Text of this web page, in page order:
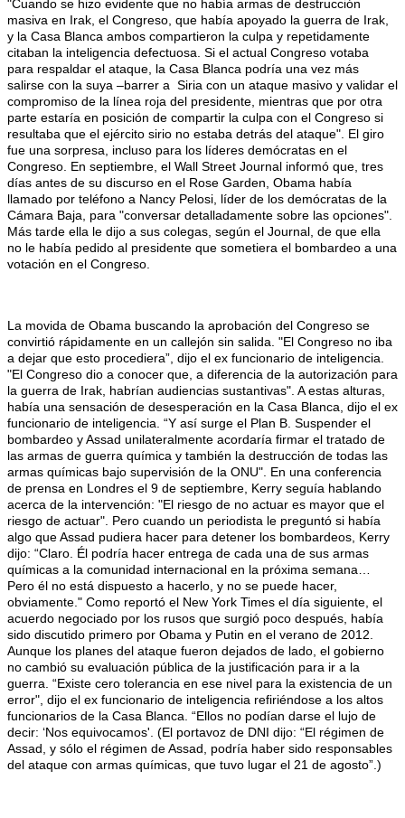
"Cuando se hizo evidente que no había armas de destrucción
masiva en Irak, el Congreso, que había apoyado la guerra de Irak,
y la Casa Blanca ambos compartieron la culpa y repetidamente
citaban la inteligencia defectuosa. Si el actual Congreso votaba
para respaldar el ataque, la Casa Blanca podría una vez más
salirse con la suya –barrer a Siria con un ataque masivo y validar el
compromiso de la línea roja del presidente, mientras que por otra
parte estaría en posición de compartir la culpa con el Congreso si
resultaba que el ejército sirio no estaba detrás del ataque". El giro
fue una sorpresa, incluso para los líderes demócratas en el
Congreso. En septiembre, el Wall Street Journal informó que, tres
días antes de su discurso en el Rose Garden, Obama había
llamado por teléfono a Nancy Pelosi, líder de los demócratas de la
Cámara Baja, para "conversar detalladamente sobre las opciones".
Más tarde ella le dijo a sus colegas, según el Journal, de que ella
no le había pedido al presidente que sometiera el bombardeo a una
votación en el Congreso.
La movida de Obama buscando la aprobación del Congreso se
convirtió rápidamente en un callejón sin salida. "El Congreso no iba
a dejar que esto procediera”, dijo el ex funcionario de inteligencia.
"El Congreso dio a conocer que, a diferencia de la autorización para
la guerra de Irak, habrían audiencias sustantivas". A estas alturas,
había una sensación de desesperación en la Casa Blanca, dijo el ex
funcionario de inteligencia. “Y así surge el Plan B. Suspender el
bombardeo y Assad unilateralmente acordaría firmar el tratado de
las armas de guerra química y también la destrucción de todas las
armas químicas bajo supervisión de la ONU". En una conferencia
de prensa en Londres el 9 de septiembre, Kerry seguía hablando
acerca de la intervención: "El riesgo de no actuar es mayor que el
riesgo de actuar". Pero cuando un periodista le preguntó si había
algo que Assad pudiera hacer para detener los bombardeos, Kerry
dijo: “Claro. Él podría hacer entrega de cada una de sus armas
químicas a la comunidad internacional en la próxima semana…
Pero él no está dispuesto a hacerlo, y no se puede hacer,
obviamente." Como reportó el New York Times el día siguiente, el
acuerdo negociado por los rusos que surgió poco después, había
sido discutido primero por Obama y Putin en el verano de 2012.
Aunque los planes del ataque fueron dejados de lado, el gobierno
no cambió su evaluación pública de la justificación para ir a la
guerra. “Existe cero tolerancia en ese nivel para la existencia de un
error", dijo el ex funcionario de inteligencia refiriéndose a los altos
funcionarios de la Casa Blanca. “Ellos no podían darse el lujo de
decir: ‘Nos equivocamos'. (El portavoz de DNI dijo: “El régimen de
Assad, y sólo el régimen de Assad, podría haber sido responsables
del ataque con armas químicas, que tuvo lugar el 21 de agosto”.)